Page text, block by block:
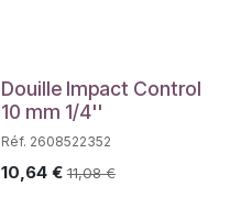
Douille Impact Control
10 mm 1/4''
Réf. 2608522352
10,64€ 11,08€